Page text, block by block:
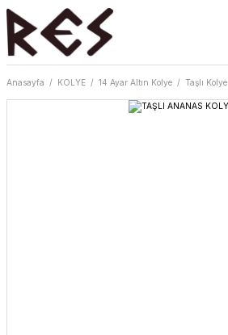
Anasayfa KOLYE 14 Ayar Altın Kolye Taşlı Kolye